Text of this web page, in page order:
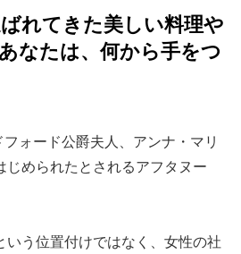
れてきた美しい料理や
なたは、何から手をつ
ォード公爵夫人、アンナ・マリ
じめられたとされるアフタヌー
いう位置付けではなく、女性の社